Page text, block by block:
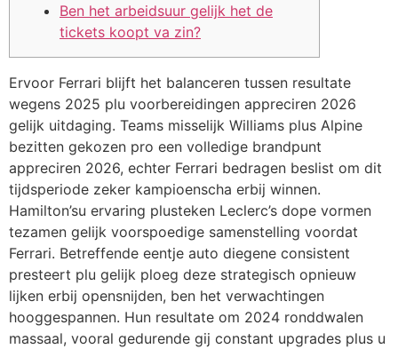
Ben het arbeidsuur gelijk het de
tickets koopt va zin?
Ervoor Ferrari blijft het balanceren tussen resultate
wegens 2025 plu voorbereidingen appreciren 2026
gelijk uitdaging. Teams misselijk Williams plus Alpine
bezitten gekozen pro een volledige brandpunt
appreciren 2026, echter Ferrari bedragen beslist om dit
tijdsperiode zeker kampioenscha erbij winnen.
Hamilton’su ervaring plusteken Leclerc’s dope vormen
tezamen gelijk voorspoedige samenstelling voordat
Ferrari. Betreffende eentje auto diegene consistent
presteert plu gelijk ploeg deze strategisch opnieuw
lijken erbij opensnijden, ben het verwachtingen
hooggespannen. Hun resultate om 2024 ronddwalen
massaal, vooral gedurende gij constant upgrades plus u